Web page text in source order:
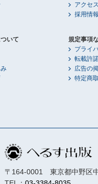
いて
アクセス
採用情報
規定事項
プライ
転載許
広告の
特定商
〒164-0001 東京都中野区